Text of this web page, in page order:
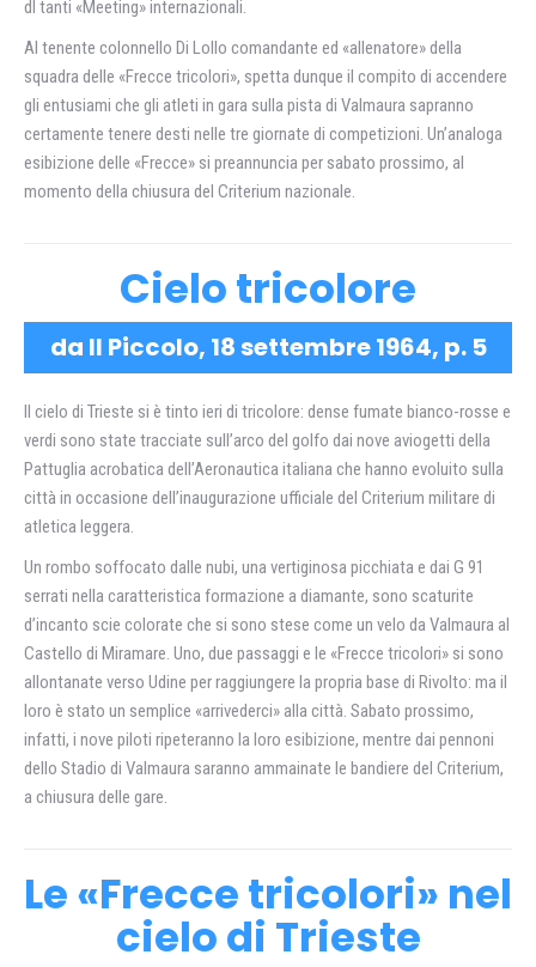
dl tanti «Meeting» internazionali.
Al tenente colonnello Di Lollo comandante ed «allenatore» della
squadra delle «Frecce tricolori», spetta dunque il compito di accendere
gli entusiami che gli atleti in gara sulla pista di Valmaura sapranno
certamente tenere desti nelle tre giornate di competizioni. Un’analoga
esibizione delle «Frecce» si preannuncia per sabato prossimo, al
momento della chiusura del Criterium nazionale.
Cielo tricolore
da Il Piccolo, 18 settembre 1964, p. 5
Il cielo di Trieste si è tinto ieri di tricolore: dense fumate bianco-rosse e
verdi sono state tracciate sull’arco del golfo dai nove aviogetti della
Pattuglia acrobatica dell’Aeronautica italiana che hanno evoluito sulla
città in occasione dell’inaugurazione ufficiale del Criterium militare di
atletica leggera.
Un rombo soffocato dalle nubi, una vertiginosa picchiata e dai G 91
serrati nella caratteristica formazione a diamante, sono scaturite
d’incanto scie colorate che si sono stese come un velo da Valmaura al
Castello di Miramare. Uno, due passaggi e le «Frecce tricolori» si sono
allontanate verso Udine per raggiungere la propria base di Rivolto: ma il
loro è stato un semplice «arrivederci» alla città. Sabato prossimo,
infatti, i nove piloti ripeteranno la loro esibizione, mentre dai pennoni
dello Stadio di Valmaura saranno ammainate le bandiere del Criterium,
a chiusura delle gare.
Le «Frecce tricolori» nel
cielo di Trieste